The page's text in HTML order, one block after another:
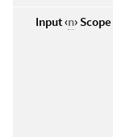
Input ‹n› Scope